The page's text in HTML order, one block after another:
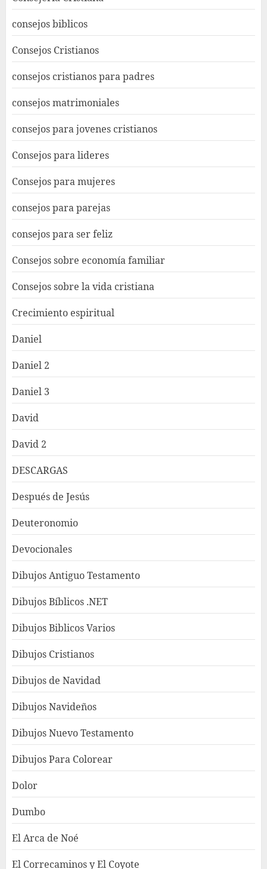
consejos biblicos
Consejos Cristianos
consejos cristianos para padres
consejos matrimoniales
consejos para jovenes cristianos
Consejos para lideres
Consejos para mujeres
consejos para parejas
consejos para ser feliz
Consejos sobre economía familiar
Consejos sobre la vida cristiana
Crecimiento espiritual
Daniel
Daniel 2
Daniel 3
David
David 2
DESCARGAS
Después de Jesús
Deuteronomio
Devocionales
Dibujos Antiguo Testamento
Dibujos Bíblicos .NET
Dibujos Biblicos Varios
Dibujos Cristianos
Dibujos de Navidad
Dibujos Navideños
Dibujos Nuevo Testamento
Dibujos Para Colorear
Dolor
Dumbo
El Arca de Noé
El Correcaminos y El Coyote